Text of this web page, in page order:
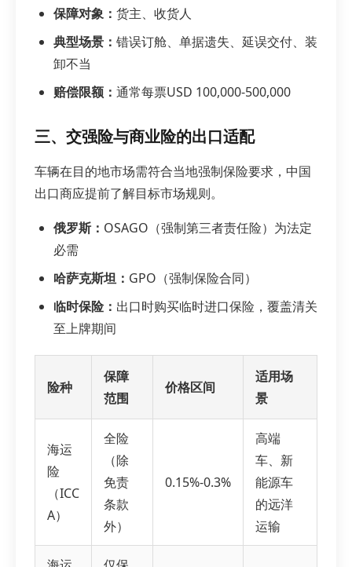
保障对象： 货主、收货人
典型场景： 错误订舱、单据遗失、延误交付、装
卸不当
赔偿限额： 通常每票USD 100,000-500,000
三、交强险与商业险的出口适配
车辆在目的地市场需符合当地强制保险要求，中国
出口商应提前了解目标市场规则。
俄罗斯： OSAGO（强制第三者责任险）为法定
必需
哈萨克斯坦： GPO（强制保险合同）
临时保险： 出口时购买临时进口保险，覆盖清关
至上牌期间
险种
保障
范围
价格区间
适用场
景
海运
险
（ICC
A）
全险
（除
免责
条款
外）
0.15%-0.3%
高端
车、新
能源车
的远洋
运输